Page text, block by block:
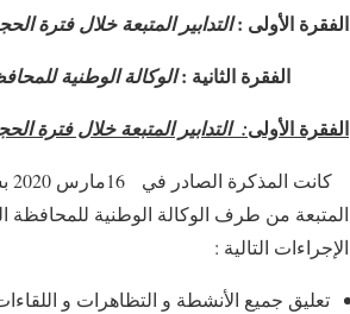
الفقرة الأولى :التدابير المتبعة خلال فترة
الفقرة الثانية :الوكالة الوطنية
الفقرة الأولى: التدابير المتبعة خلال فترة
المتبعة من طرف الوكالة الوطنية
الإجراءات التالية :
تعليق جميع الأنشطة و التظاهرات و